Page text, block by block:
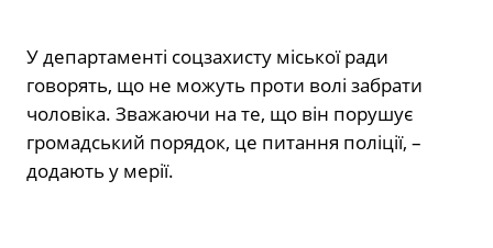
У департаменті соцзахисту міської ради
говорять, що не можуть проти волі забрати
чоловіка. Зважаючи на те, що він порушує
громадський порядок, це питання поліції, –
додають у мерії.